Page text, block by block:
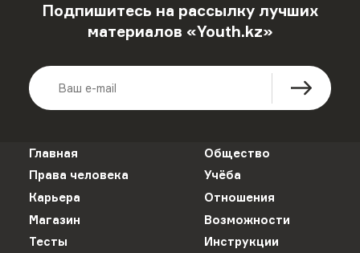
Подпишитесь на рассылку лучших
материалов «Youth.kz»
Главная
Общество
Права человека
Учёба
Карьера
Отношения
Магазин
Возможности
Тесты
Инструкции